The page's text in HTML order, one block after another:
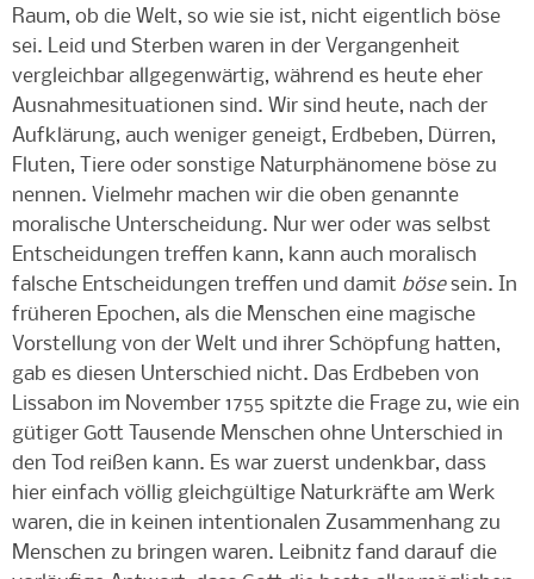
Raum, ob die Welt, so wie sie ist, nicht eigentlich böse
sei. Leid und Sterben waren in der Vergangenheit
vergleichbar allgegenwärtig, während es heute eher
Ausnahmesituationen sind. Wir sind heute, nach der
Aufklärung, auch weniger geneigt, Erdbeben, Dürren,
Fluten, Tiere oder sonstige Naturphänomene böse zu
nennen. Vielmehr machen wir die oben genannte
moralische Unterscheidung. Nur wer oder was selbst
Entscheidungen treffen kann, kann auch moralisch
falsche Entscheidungen treffen und damit bösesein. In
früheren Epochen, als die Menschen eine magische
Vorstellung von der Welt und ihrer Schöpfung hatten,
gab es diesen Unterschied nicht. Das Erdbeben von
Lissabon im November 1755 spitzte die Frage zu, wie ein
gütiger Gott Tausende Menschen ohne Unterschied in
den Tod reißen kann. Es war zuerst undenkbar, dass
hier einfach völlig gleichgültige Naturkräfte am Werk
waren, die in keinen intentionalen Zusammenhang zu
Menschen zu bringen waren. Leibnitz fand darauf die